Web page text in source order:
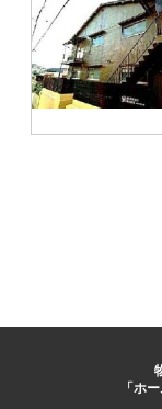
「ホ